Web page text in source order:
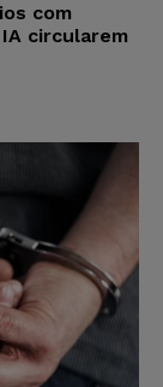
com
circularem